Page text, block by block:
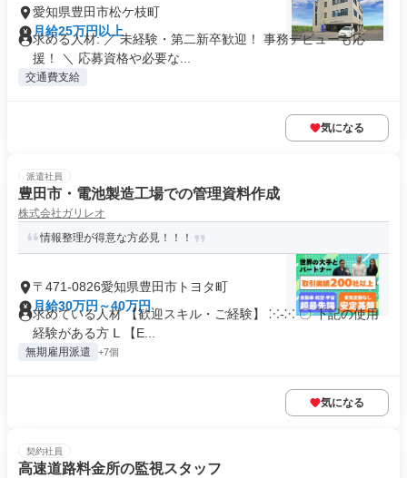
愛知県豊田市松ケ枝町
月給25万円以上
求める人材: ／ 未経験・第二新卒歓迎！ 事務デビューも応
援！ ＼ 応募資格や必要な...
交通費支給
気になる
派遣社員
豊田市・電池製造工場での管理資料作成
株式会社ガリレオ
情報整理が得意な方必見！！！
〒471-0826愛知県豊田市トヨタ町
月給30万円～40万円
求めている人材 【歓迎スキル・ご経験】 ⁙-⁙ 〇 下記の使用
経験がある方 Ⅼ 【E...
無期雇用派遣 +7個
気になる
契約社員
高速道路料金所の監視スタッフ